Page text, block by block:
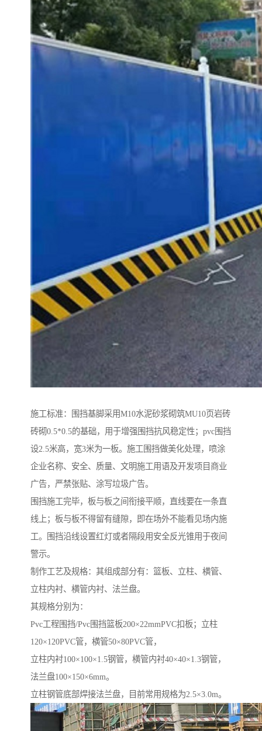
施工标准：围挡基脚采用M10水泥砂浆砌筑MU10页岩砖
砖砌0.5*0.5的基础，用于增强围挡抗风稳定性；pvc围挡
设2.5米高，宽3米为一板。施工围挡做美化处理，喷涂
企业名称、安全、质量、文明施工用语及开发项目商业
广告，严禁张贴、涂写垃圾广告。
围挡施工完毕，板与板之间衔接平顺，直线要在一条直
线上；板与板不得留有缝隙，即在场外不能看见场内施
工。围挡沿线设置红灯或者隔段用安全反光锥用于夜间
警示。
制作工艺及规格：其组成部分有：篮板、立柱、横管、
立柱内衬、横管内衬、法兰盘。
其规格分别为：
Pvc工程围挡/Pvc围挡篮板200×22mmPVC扣板；立柱
120×120PVC管，横管50×80PVC管，
立柱内衬100×100×1.5钢管，横管内衬40×40×1.3钢管，
法兰盘100×150×6mm。
立柱钢管底部焊接法兰盘，目前常用规格为2.5×3.0m。